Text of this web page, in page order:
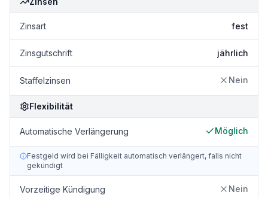
Zinsart fest
Zinsgutschrift jährlich
Staffelzinsen Nein
Flexibilität
Automatische Verlängerung Möglich
Festgeld wird bei Fälligkeit automatisch verlängert, falls nicht
gekündigt
Vorzeitige Kündigung Nein